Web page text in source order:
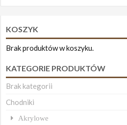
KOSZYK
Brak produktów w koszyku.
KATEGORIE PRODUKTÓW
Brak kategorii
Chodniki
Akrylowe